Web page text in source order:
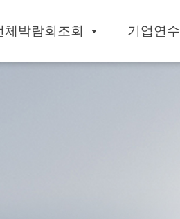
체박람회조회 기업연수